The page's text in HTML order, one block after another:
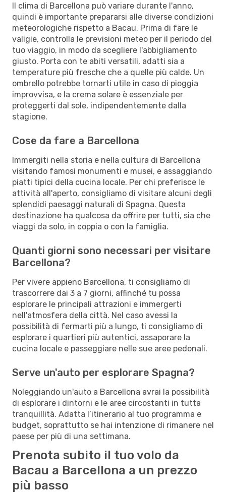
Il clima di Barcellona può variare durante l'anno,
quindi è importante prepararsi alle diverse condizioni
meteorologiche rispetto a Bacau. Prima di fare le
valigie, controlla le previsioni meteo per il periodo del
tuo viaggio, in modo da scegliere l'abbigliamento
giusto. Porta con te abiti versatili, adatti sia a
temperature più fresche che a quelle più calde. Un
ombrello potrebbe tornarti utile in caso di pioggia
improvvisa, e la crema solare è essenziale per
proteggerti dal sole, indipendentemente dalla
stagione.
Cose da fare a Barcellona
Immergiti nella storia e nella cultura di Barcellona
visitando famosi monumenti e musei, e assaggiando
piatti tipici della cucina locale. Per chi preferisce le
attività all'aperto, consigliamo di visitare alcuni degli
splendidi paesaggi naturali di Spagna. Questa
destinazione ha qualcosa da offrire per tutti, sia che
viaggi da solo, in coppia o con la famiglia.
Quanti giorni sono necessari per visitare
Barcellona?
Per vivere appieno Barcellona, ti consigliamo di
trascorrere dai 3 a 7 giorni, affinché tu possa
esplorare le principali attrazioni e immergerti
nell'atmosfera della città. Nel caso avessi la
possibilità di fermarti più a lungo, ti consigliamo di
esplorare i quartieri più autentici, assaporare la
cucina locale e passeggiare nelle sue aree pedonali.
Serve un'auto per esplorare Spagna?
Noleggiando un'auto a Barcellona avrai la possibilità
di esplorare i dintorni e le aree circostanti in tutta
tranquillità. Adatta l’itinerario al tuo programma e
budget, soprattutto se hai intenzione di rimanere nel
paese per più di una settimana.
Prenota subito il tuo volo da
Bacau a Barcellona a un prezzo
più basso